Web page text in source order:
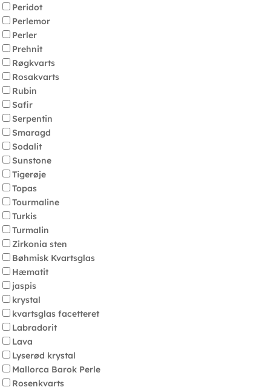
Peridot
Perlemor
Perler
Prehnit
Røgkvarts
Rosakvarts
Rubin
Safir
Serpentin
Smaragd
Sodalit
Sunstone
Tigerøje
Topas
Tourmaline
Turkis
Turmalin
Zirkonia sten
Bøhmisk Kvartsglas
Hæmatit
jaspis
krystal
kvartsglas facetteret
Labradorit
Lava
Lyserød krystal
Mallorca Barok Perle
Rosenkvarts